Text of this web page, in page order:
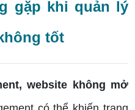
gặp khi quản lý
tốt
website không mở